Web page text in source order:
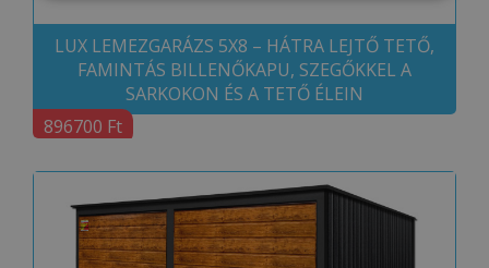
LUX LEMEZGARÁZS 5X8 – HÁTRA LEJTŐ TETŐ,
FAMINTÁS BILLENŐKAPU, SZEGŐKKEL A
SARKOKON ÉS A TETŐ ÉLEIN
896700 Ft
Célzás Funkcionalitás
Besorolatlan